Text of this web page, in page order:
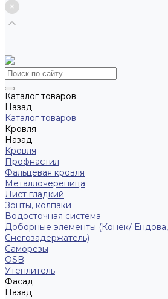
Каталог товаров
Назад
Каталог товаров
Кровля
Назад
Кровля
Профнастил
Фальцевая кровля
Металлочерепица
Лист гладкий
Зонты, колпаки
Водосточная система
Доборные элементы (Конек/
Снегозадержатель)
Саморезы
ОSB
Утеплитель
Фасад
Назад